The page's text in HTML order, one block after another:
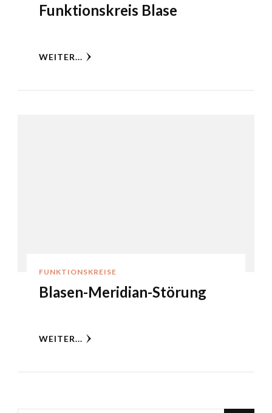
Funktionskreis Blase
WEITER...
FUNKTIONSKREISE
Blasen-Meridian-Störung
WEITER...